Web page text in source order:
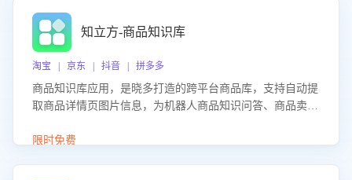
知立方-商品知识库
淘宝 | 京东 | 抖音 | 拼多多
商品知识库应用，是晓多打造的跨平台商品库，支持自动提
取商品详情页图片信息，为机器人商品知识问答、商品卖点
限时免费